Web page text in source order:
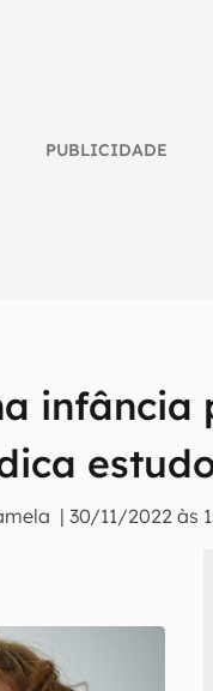
PUBLICIDADE
|30/11/2022 às
notícias e reviews
inscreva-se